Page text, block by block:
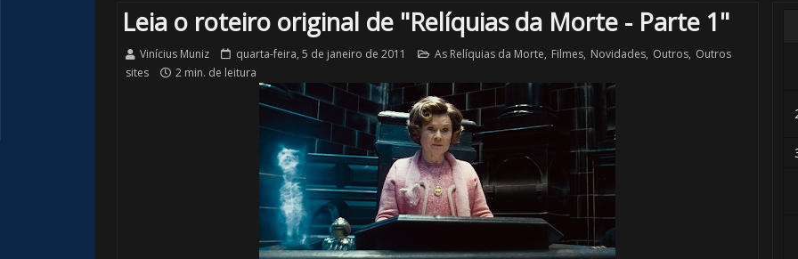
Leia o roteiro original de "Relíquias da Morte - Parte 1"
Vinícius Muniz quarta-feira, 5 de janeiro de 2011 As Relíquias da Morte, Filmes, Novidades, Outros, Outros
sites
2 min. de leitura
⚡
1️⃣ 8️⃣